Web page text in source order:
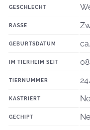
GESCHLECHT
RASSE
GEBURTSDATUM
IM TIERHEIM SEIT
TIERNUMMER
KASTRIERT
GECHIPT